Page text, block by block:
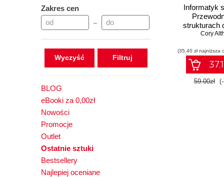
Zakres cen
–
Wyczyść
BLOG
eBooki za 0,00zł
Nowości
Promocje
Outlet
Ostatnie sztuki
Bestsellery
Najlepiej oceniane
Informatyk
strukturach
Cory
(35,40 zł najniższa
59.00zł